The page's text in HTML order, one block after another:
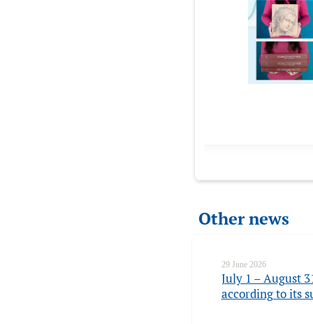
Other news
29 June 2026
July 1 – August
according to its